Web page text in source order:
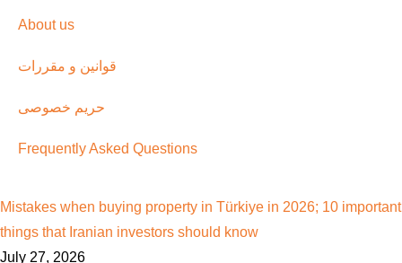
About us
قوانین و مقررات
حریم خصوصی
Frequently Asked Questions
Mistakes when buying property in Türkiye in 2026; 10 important
things that Iranian investors should know
July 27, 2026